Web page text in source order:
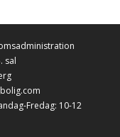
sal
Fredag: 10-12